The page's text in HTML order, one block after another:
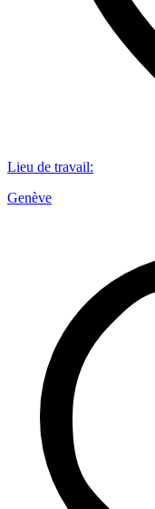
Lieu de travail:
Genève